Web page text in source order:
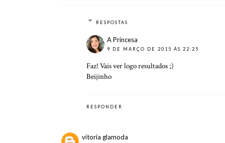
RESPOSTAS
A Princesa
9 DE MARÇO DE 2015 ÀS 22:25
Faz! Vais ver logo resultados ;)
Beijinho
RESPONDER
vitoria glamoda